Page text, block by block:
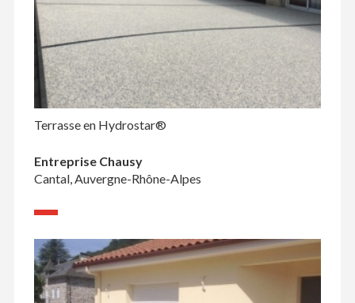
Terrasse en Hydrostar®
Entreprise Chausy
Cantal, Auvergne-Rhône-Alpes